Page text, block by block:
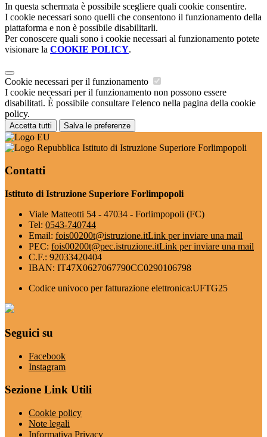
In questa schermata è possibile scegliere quali cookie consentire.
I cookie necessari sono quelli che consentono il funzionamento della
piattaforma e non è possibile disabilitarli.
Per conoscere quali sono i cookie necessari al funzionamento potete
visionare la COOKIE POLICY.
Cookie necessari per il funzionamento
I cookie necessari per il funzionamento non possono essere
disabilitati. È possibile consultare l'elenco nella pagina della cookie
policy.
Accetta tutti Salva le preferenze
Istituto di Istruzione Superiore Forlimpopoli
Contatti
Istituto di Istruzione Superiore Forlimpopoli
Viale Matteotti 54 - 47034 - Forlimpopoli (FC)
Tel: 0543-740744
Email: fois00200t@istruzione.itLink per inviare una mail
PEC: fois00200t@pec.istruzione.itLink per inviare una mail
C.F.: 92033420404
IBAN: IT47X0627067790CC0290106798
Codice univoco per fatturazione elettronica:UFTG25
Seguici su
Facebook
Instagram
Sezione Link Utili
Cookie policy
Note legali
Informativa Privacy